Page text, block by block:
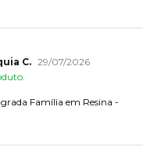
C. 29/07/2026
Família em Resina -